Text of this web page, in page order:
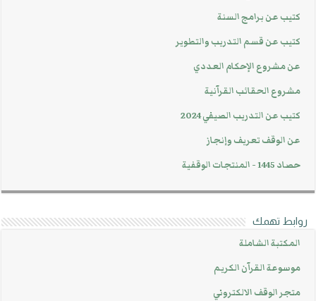
كتيب عن برامج السنة
كتيب عن قسم التدريب والتطوير
عن مشروع الإحكام العددي
مشروع الحقائب القرآنية
كتيب عن التدريب الصيفي 2024
عن الوقف تعريف وإنجاز
حصاد 1445 - المنتجات الوقفية
روابط تهمك
المكتبة الشاملة
موسوعة القرآن الكريم
متجر الوقف الالكتروني